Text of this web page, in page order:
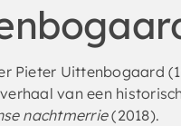
Pieter Uittenbogaard
van een
nachtmerrie(2018).